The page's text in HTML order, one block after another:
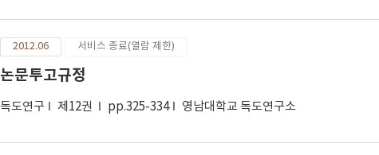
2012.06 서비스 종료(열람 제한)
논문투고규정
독도연구 제12권 pp.325-334 영남대학교 독도연구소